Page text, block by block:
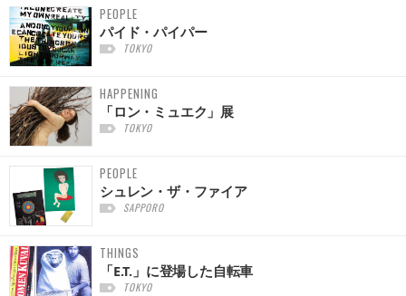
PEOPLE
パイド・パイパー
TOKYO
HAPPENING
「ロン・ミュエク」展
TOKYO
PEOPLE
シュレン・ザ・ファイア
SAPPORO
THINGS
「E.T.」に登場した自転車
TOKYO